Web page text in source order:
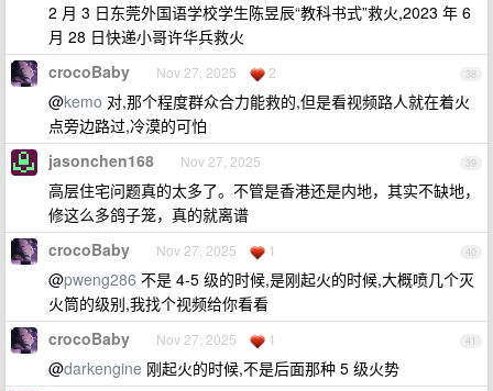
2 月 3 日东莞外国语学校学生陈昱辰“教科书式”救火,2023 年 6
月 28 日快递小哥许华兵救火
38
crocoBaby Nov 27, 2025 2
@kemo 对,那个程度群众合力能救的,但是看视频路人就在着火
点旁边路过,冷漠的可怕
39
jasonchen168 Nov 27, 2025
高层住宅问题真的太多了。不管是香港还是内地，其实不缺地，
修这么多鸽子笼，真的就离谱
40
crocoBaby Nov 27, 2025 1
@pweng286 不是 4-5 级的时候,是刚起火的时候,大概喷几个灭
火筒的级别,我找个视频给你看看
41
crocoBaby Nov 27, 2025 1
@darkengine 刚起火的时候,不是后面那种 5 级火势